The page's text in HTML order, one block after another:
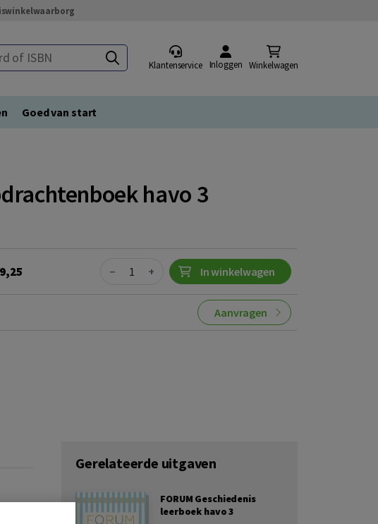
Klantenservice Inloggen Winkelwagen
Goed van start
havo 3
Quantity
− + In winkelwagen
Aanvragen
Gerelateerde uitgaven
FORUM Geschiedenis
leerboek havo 3